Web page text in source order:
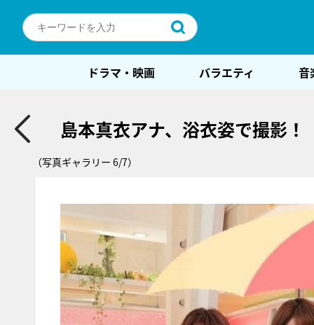
ドラマ・映画 バラエティ 音
島本真衣アナ、浴衣姿で撮影！
（写真ギャラリー 6/7）